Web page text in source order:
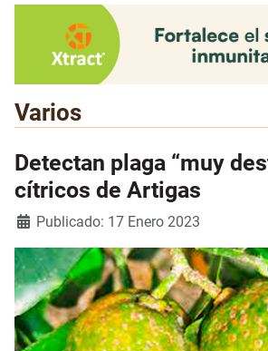
Varios
Detectan plaga “muy
cítricos de Artigas
Detalles
Publicado: 17 Enero 2023